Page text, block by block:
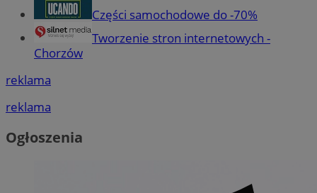
Części samochodowe do -70%
Tworzenie stron internetowych -
Chorzów
reklama
reklama
Ogłoszenia